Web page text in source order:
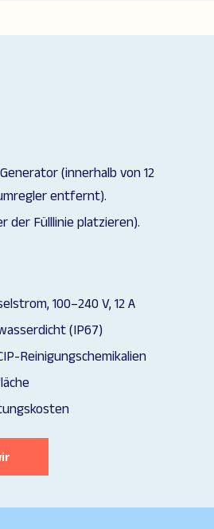
(innerhalb von 12
entfernt).
der Fülllinie platzieren).
100–240 V, 12 A
(IP67)
Reinigungschemikalien